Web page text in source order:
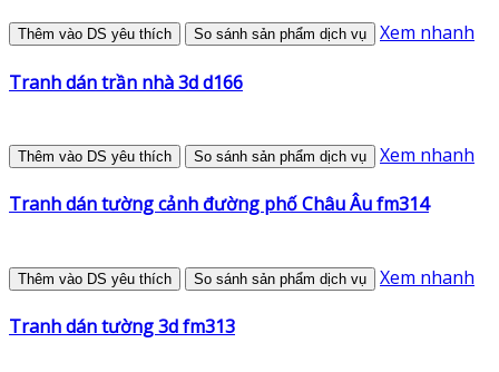
Thêm vào DS yêu thích So sánh sản phẩm dịch vụ Xem nhanh
Tranh dán trần nhà 3d d166
Thêm vào DS yêu thích So sánh sản phẩm dịch vụ Xem nhanh
Tranh dán tường cảnh đường phố Châu Âu fm314
Thêm vào DS yêu thích So sánh sản phẩm dịch vụ Xem nhanh
Tranh dán tường 3d fm313